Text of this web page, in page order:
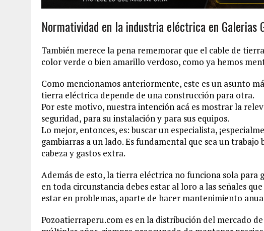
Normatividad en la industria eléctrica en Galerias
También merece la pena rememorar que el cable de
color verde o bien amarillo verdoso, como ya hemos
Como mencionamos anteriormente, este es un asunto
tierra eléctrica depende de una construcción para otra.
Por este motivo, nuestra intención acá es mostrar la
seguridad, para su instalación y para sus equipos.
Lo mejor, entonces, es: buscar un especialista,
gambiarras a un lado. Es fundamental que sea un
cabeza y gastos extra.
Además de esto, la tierra eléctrica no funciona sola para
en toda circunstancia debes estar al loro a las señales
estar en problemas, aparte de hacer mantenimiento
Pozoatierraperu.com es en la distribución del mercado